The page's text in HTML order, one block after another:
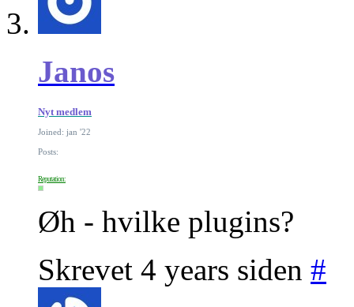
Janos
Nyt medlem
Joined: jan '22
Posts:
Reputation:
Øh - hvilke plugins?
Skrevet 4 years siden #